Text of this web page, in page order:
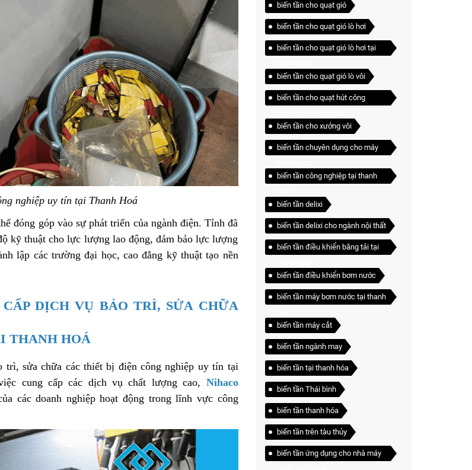
nghiệp uy tín tại Thanh Hoá
đóng góp vào sự phát triển của ngành điện. Tỉnh đã
kỹ thuật cho lực lượng lao động, đảm bảo lực lượng
lập các trường đại học, cao đẳng kỹ thuật tạo nền
DỊCH VỤ BẢO TRÌ, SỬA CHỮA
THANH HOÁ
trì, sửa chữa các thiết bị điện công nghiệp uy tín tại
cung cấp các dịch vụ chất lượng cao, Nihaco
các doanh nghiệp hoạt động trong lĩnh vực công
biến tần cho quạt gió
biến tần cho quạt gió lò hơi
biến tần cho quạt gió lò hơi tại
biến tần cho quạt gió lò vôi
biến tần cho quạt hút công
biến tần cho xưởng vôi
biến tần chuyên dụng cho máy
biến tần công nghiệp tại thanh
biến tần delixi
biến tần delixi cho ngành nội thất
biến tần điều khiển băng tải tại
biến tần điều khiển bơm nước
biến tần máy bơm nước tại thanh
biến tần máy cắt
biến tần ngành may
biến tần tại thanh hóa
biến tần Thái bình
biến tần thanh hóa
biến tần trên tàu thủy
biến tần ứng dụng cho nhà máy